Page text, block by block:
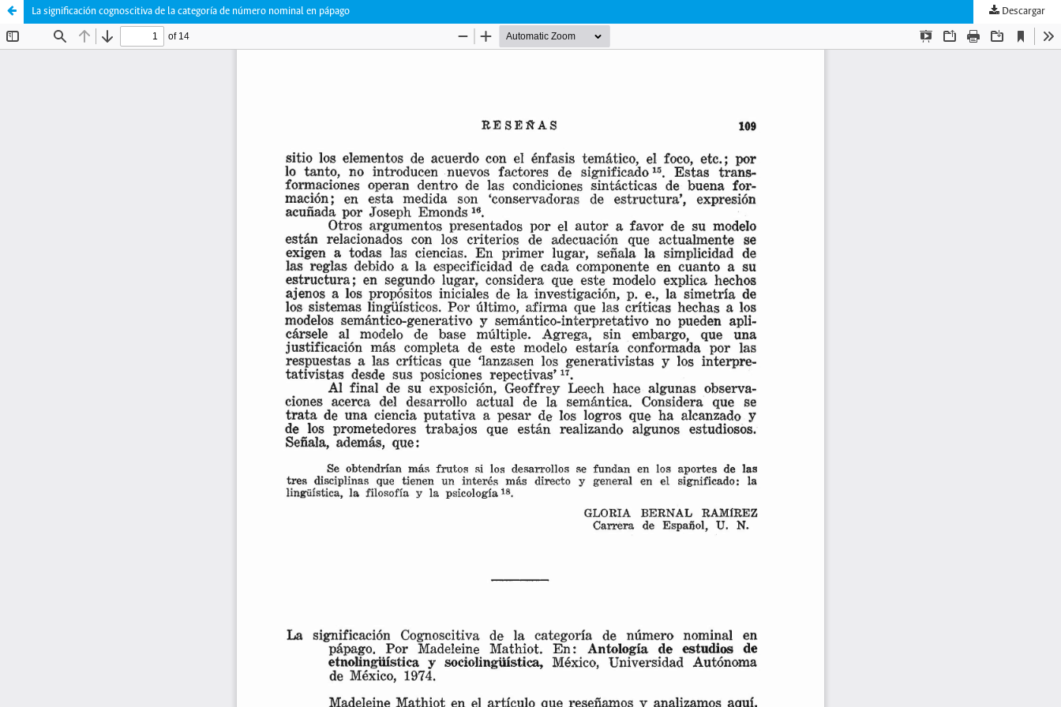
La significación cognoscitiva de la categoría de número nominal en pápago Descargar